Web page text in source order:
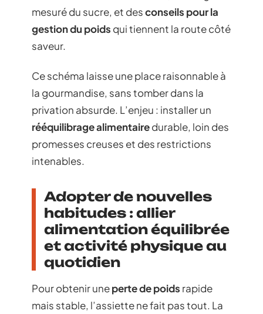
mesuré du sucre, et desconseils pour la
gestion du poids qui tiennent la route côté
saveur.
Ce schéma laisse une place raisonnable à
la gourmandise, sans tomber dans la
privation absurde. L’enjeu : installer un
rééquilibrage alimentairedurable, loin des
promesses creuses et des restrictions
intenables.
Adopter de nouvelles
habitudes : allier
alimentation équilibrée
et activité physique au
quotidien
Pour obtenir uneperte de poids rapide
mais stable, l’assiette ne fait pas tout. La